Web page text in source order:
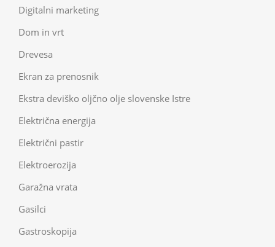
Digitalni marketing
Dom in vrt
Drevesa
Ekran za prenosnik
Ekstra deviško oljčno olje slovenske Istre
Električna energija
Električni pastir
Elektroerozija
Garažna vrata
Gasilci
Gastroskopija